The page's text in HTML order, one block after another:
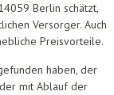
Berlin schätzt,
Versorger. Auch
Preisvorteile.
haben, der
mit Ablauf der